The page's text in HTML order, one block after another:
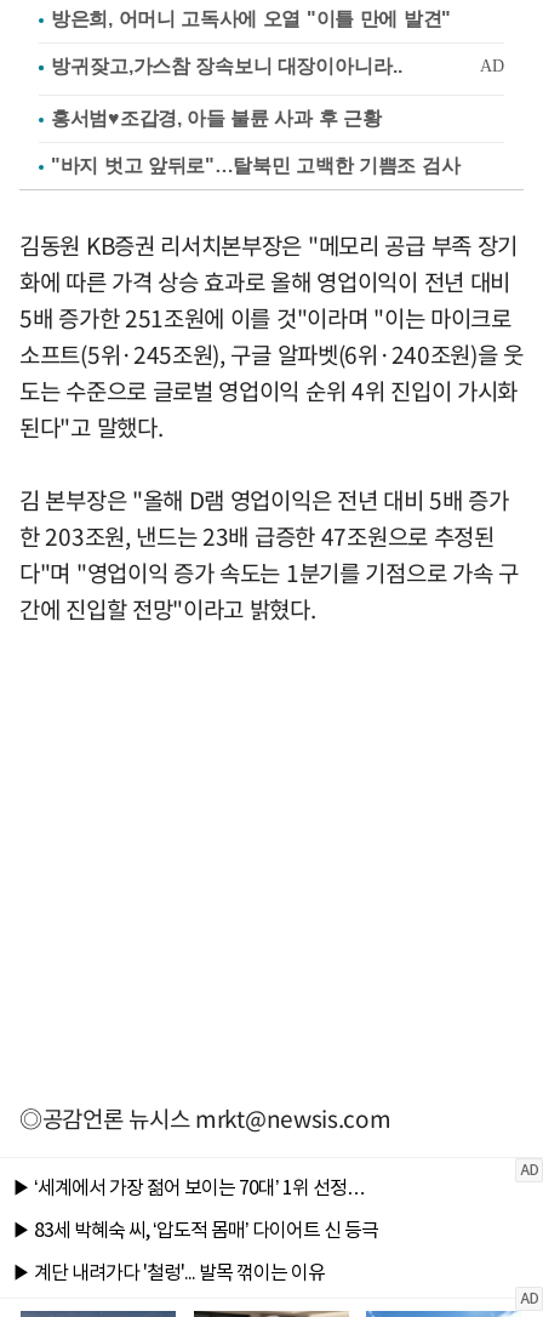
방은희, 어머니 고독사에 오열 "이틀 만에 발견"
홍서범♥조갑경, 아들 불륜 사과 후 근황
"바지 벗고 앞뒤로"…탈북민 고백한 기쁨조 검사
김동원 KB증권 리서치본부장은 "메모리 공급 부족 장기
화에 따른 가격 상승 효과로 올해 영업이익이 전년 대비
5배 증가한 251조원에 이를 것"이라며 "이는 마이크로
소프트(5위·245조원), 구글 알파벳(6위·240조원)을 웃
도는 수준으로 글로벌 영업이익 순위 4위 진입이 가시화
된다"고 말했다.
김 본부장은 "올해 D램 영업이익은 전년 대비 5배 증가
한 203조원, 낸드는 23배 급증한 47조원으로 추정된
다"며 "영업이익 증가 속도는 1분기를 기점으로 가속 구
간에 진입할 전망"이라고 밝혔다.
◎공감언론 뉴시스mrkt@newsis.com